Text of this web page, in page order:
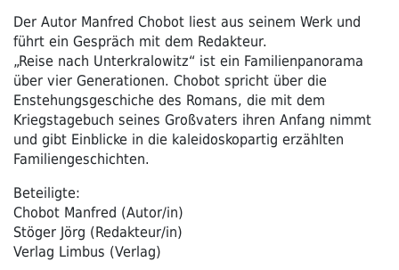
Der Autor Manfred Chobot liest aus seinem Werk und
führt ein Gespräch mit dem Redakteur.
„Reise nach Unterkralowitz“ ist ein Familienpanorama
über vier Generationen. Chobot spricht über die
Enstehungsgeschiche des Romans, die mit dem
Kriegstagebuch seines Großvaters ihren Anfang nimmt
und gibt Einblicke in die kaleidoskopartig erzählten
Familiengeschichten.
Beteiligte:
Chobot Manfred (Autor/in)
Stöger Jörg (Redakteur/in)
Verlag Limbus (Verlag)